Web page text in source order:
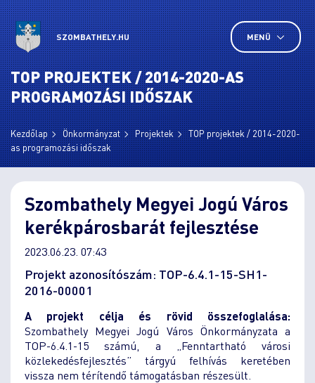
SZOMBATHELY.HU MENÜ
TOP PROJEKTEK / 2014-2020-AS
PROGRAMOZÁSI IDŐSZAK
Kezdőlap Önkormányzat Projektek
TOP projektek / 2014-2020-
as programozási időszak
Szombathely Megyei Jogú Város
kerékpárosbarát fejlesztése
2023.06.23. 07:43
Projekt azonosítószám: TOP-6.4.1-15-SH1-
2016-00001
A projekt célja és rövid összefoglalása:
Szombathely Megyei Jogú Város Önkormányzata a
TOP-6.4.1-15 számú, a „Fenntartható városi
közlekedésfejlesztés” tárgyú felhívás keretében
vissza nem térítendő támogatásban részesült.